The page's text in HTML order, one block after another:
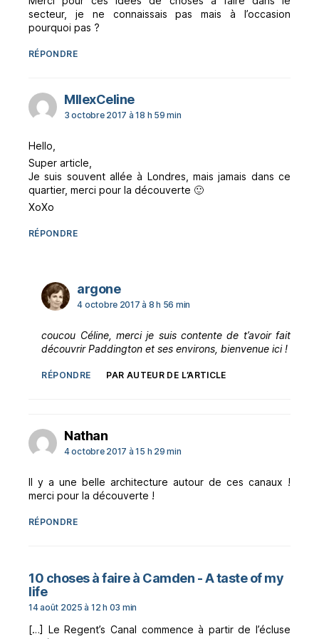
secteur, je ne connaissais pas mais à l’occasion
pourquoi pas ?
RÉPONDRE
MllexCelinedit :
3 octobre 2017 à 18 h 59 min
Hello,
Super article,
Je suis souvent allée à Londres, mais jamais dans ce
quartier, merci pour la découverte 🙂
XoXo
RÉPONDRE
argonedit :
4 octobre 2017 à 8 h 56 min
coucou Céline, merci je suis contente de t’avoir fait
découvrir Paddington et ses environs, bienvenue ici !
RÉPONDRE PAR AUTEUR DE L’ARTICLE
Nathandit :
4 octobre 2017 à 15 h 29 min
Il y a une belle architecture autour de ces canaux !
merci pour la découverte !
RÉPONDRE
10 choses à faire à Camden - A taste of my
lifedit :
14 août 2025 à 12 h 03 min
[…] Le Regent’s Canal commence à partir de l’écluse